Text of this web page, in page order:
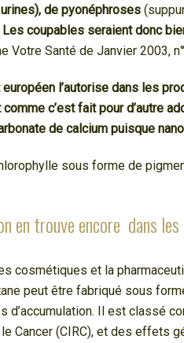
de pyonéphroses
Les coupables seraient donc
Votre Santé de Janvier 2003,
l’autorise dans les
c’est fait pour d’autre
de calcium puisque
sous forme de
en trouve encore dans
cosmétiques et la
peut être fabriqué sous
d’accumulation. Il est classé
Cancer (CIRC), et des effets